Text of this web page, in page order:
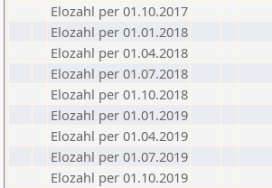
Elozahl per 01.10.2017
Elozahl per 01.01.2018
Elozahl per 01.04.2018
Elozahl per 01.07.2018
Elozahl per 01.10.2018
Elozahl per 01.01.2019
Elozahl per 01.04.2019
Elozahl per 01.07.2019
Elozahl per 01.10.2019